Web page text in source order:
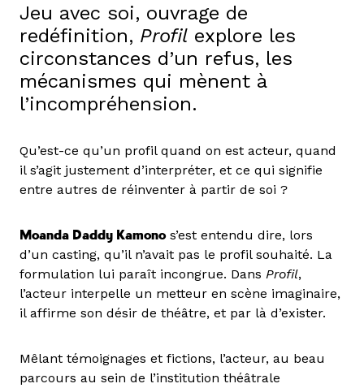
Jeu avec soi, ouvrage de
redéfinition, Profil explore les
circonstances d’un refus, les
mécanismes qui mènent à
l’incompréhension.
Qu’est-ce qu’un profil quand on est acteur, quand
il s’agit justement d’interpréter, et ce qui signifie
entre autres de réinventer à partir de soi ?
Moanda Daddy Kamonos’est entendu dire, lors
d’un casting, qu’il n’avait pas le profil souhaité. La
formulation lui paraît incongrue. Dans Profil,
l’acteur interpelle un metteur en scène imaginaire,
il affirme son désir de théâtre, et par là d’exister.
Mêlant témoignages et fictions, l’acteur, au beau
parcours au sein de l’institution théâtrale